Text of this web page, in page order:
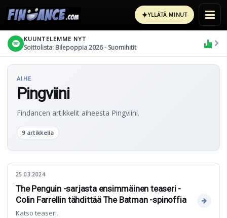
✦YLLÄTÄ MINUT
KUUNTELEMME NYT
Soittolista: Bilepoppia 2026 - Suomihitit
AIHE
Pingviini
Findancen artikkelit aiheesta Pingviini.
9 artikkelia
25.03.2024
The Penguin -sarjasta ensimmäinen teaseri -
Colin Farrellin tähdittää The Batman -spinoffia
Katso teaseri.